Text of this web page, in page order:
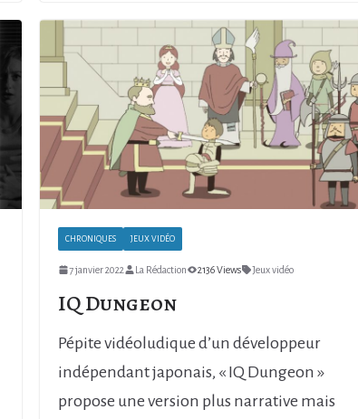
CHRONIQUES JEUX VIDÉO
7 janvier 2022 La Rédaction 2136 Views Jeux vidéo
IQ Dungeon
Pépite vidéoludique d’un développeur
indépendant japonais, « IQ Dungeon »
propose une version plus narrative mais